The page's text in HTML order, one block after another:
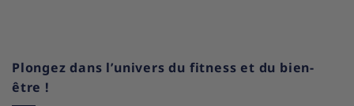
Plongez dans l’univers du fitness et du bien-
être !